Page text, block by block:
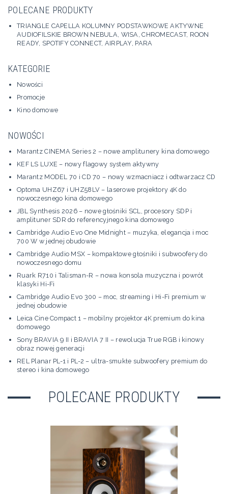
POLECANE PRODUKTY
TRIANGLE CAPELLA KOLUMNY PODSTAWKOWE AKTYWNE
AUDIOFILSKIE BROWN NEBULA, WISA, CHROMECAST, ROON
READY, SPOTIFY CONNECT, AIRPLAY, PARA
KATEGORIE
Nowości
Promocje
Kino domowe
NOWOŚCI
Marantz CINEMA Series 2 – nowe amplitunery kina domowego
KEF LS LUXE – nowy flagowy system aktywny
Marantz MODEL 70 i CD 70 – nowy wzmacniacz i odtwarzacz CD
Optoma UHZ67 i UHZ58LV – laserowe projektory 4K do
nowoczesnego kina domowego
JBL Synthesis 2026 – nowe głośniki SCL, procesory SDP i
amplituner SDR do referencyjnego kina domowego
Cambridge Audio Evo One Midnight – muzyka, elegancja i moc
700 W w jednej obudowie
Cambridge Audio MSX – kompaktowe głośniki i subwoofery do
nowoczesnego domu
Ruark R710 i Talisman-R – nowa konsola muzyczna i powrót
klasyki Hi-Fi
Cambridge Audio Evo 300 – moc, streaming i Hi-Fi premium w
jednej obudowie
Leica Cine Compact 1 – mobilny projektor 4K premium do kina
domowego
Sony BRAVIA 9 II i BRAVIA 7 II – rewolucja True RGB i kinowy
obraz nowej generacji
REL Planar PL-1 i PL-2 – ultra-smukłe subwoofery premium do
stereo i kina domowego
POLECANE PRODUKTY